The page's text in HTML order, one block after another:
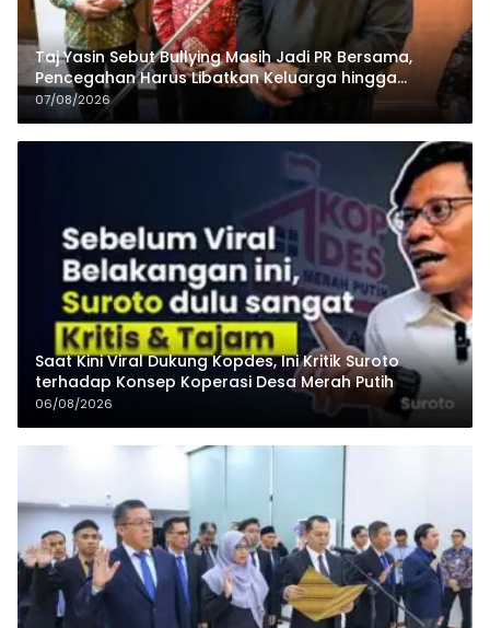
Taj Yasin Sebut Bullying Masih Jadi PR Bersama,
Pencegahan Harus Libatkan Keluarga hingga
Pesantren
07/08/2026
Saat Kini Viral Dukung Kopdes, Ini Kritik Suroto
terhadap Konsep Koperasi Desa Merah Putih
06/08/2026